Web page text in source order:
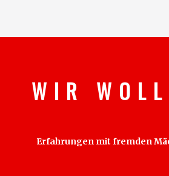
W I R W O L
Erfahrungen mit fremden